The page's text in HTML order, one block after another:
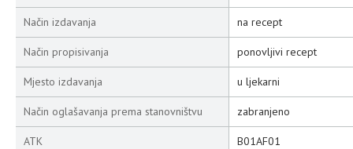
Način izdavanja na recept
Način propisivanja ponovljivi recept
Mjesto izdavanja u ljekarni
Način oglašavanja prema stanovništvu zabranjeno
ATK B01AF01